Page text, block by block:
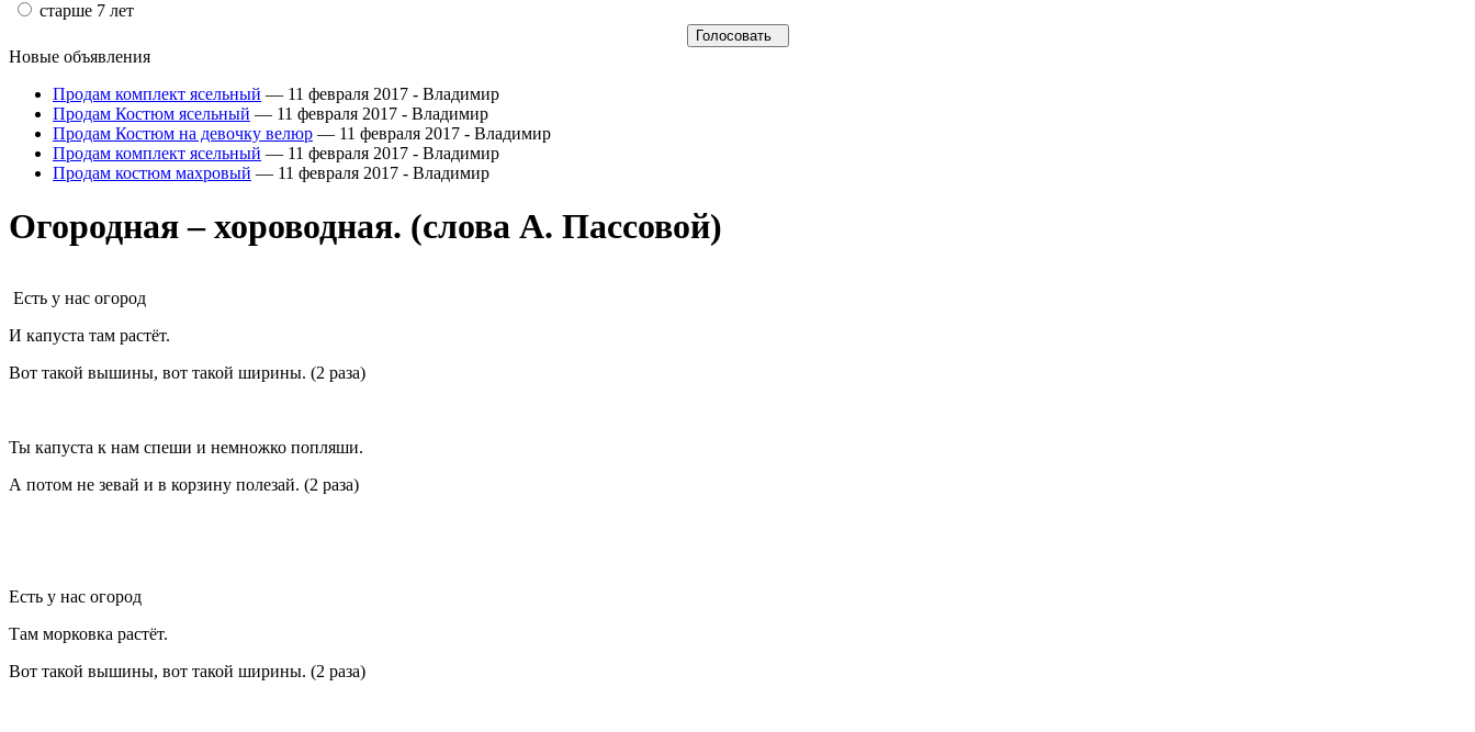
старше 7 лет
Новые объявления
Продам комплект ясельный — 11 февраля 2017 - Владимир
Продам Костюм ясельный — 11 февраля 2017 - Владимир
Продам Костюм на девочку велюр — 11 февраля 2017 - Владимир
Продам комплект ясельный — 11 февраля 2017 - Владимир
Продам костюм махровый — 11 февраля 2017 - Владимир
Огородная – хороводная. (слова А. Пассовой)
Есть у нас огород
И капуста там растёт.
Вот такой вышины, вот такой ширины. (2 раза)
Ты капуста к нам спеши и немножко попляши.
А потом не зевай и в корзину полезай. (2 раза)
Есть у нас огород
Там морковка растёт.
Вот такой вышины, вот такой ширины. (2 раза)